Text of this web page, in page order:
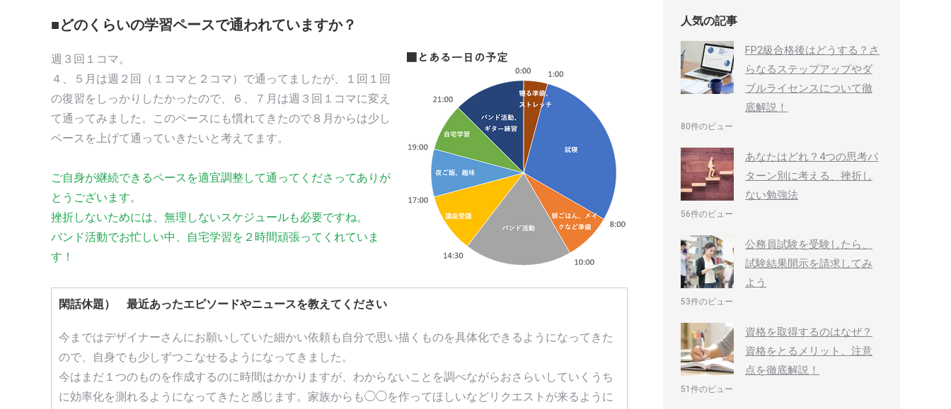
■どのくらいの学習ペースで通われていますか？
週３回１コマ。
４、５月は週２回（１コマと２コマ）で通ってましたが、１回１回
の復習をしっかりしたかったので、６、７月は週３回１コマに変え
て通ってみました。このペースにも慣れてきたので８月からは少し
ペースを上げて通っていきたいと考えてます。
ご自身が継続できるペースを適宜調整して通ってくださってありが
とうございます。
挫折しないためには、無理しないスケジュールも必要ですね。
バンド活動でお忙しい中、自宅学習を２時間頑張ってくれていま
す！
閑話休題） 最近あったエピソードやニュースを教えてください
今まではデザイナーさんにお願いしていた細かい依頼も自分で思い描くものを具体化できるようになってきた
ので、自身でも少しずつこなせるようになってきました。
今はまだ１つのものを作成するのに時間はかかりますが、わからないことを調べながらおさらいしていくうち
に効率化を測れるようになってきたと感じます。家族からも◯◯を作ってほしいなどリクエストが来るように
人気の記事
FP2級合格後はどうする？さ
らなるステップアップやダ
ブルライセンスについて徹
底解説！
80件のビュー
あなたはどれ？4つの思考パ
ターン別に考える、挫折し
ない勉強法
56件のビュー
公務員試験を受験したら、
試験結果開示を請求してみ
よう
53件のビュー
資格を取得するのはなぜ？
資格をとるメリット、注意
点を徹底解説！
51件のビュー